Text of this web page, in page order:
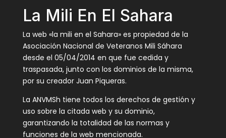
La Mili En El Sahara
La web «la mili en el Sahara» es propiedad de la
Asociación Nacional de Veteranos Mili Sáhara
desde el 05/04/2014 en que fue cedida y
traspasada, junto con los dominios de la misma,
por su creador Juan Piqueras.
La ANVMSh tiene todos los derechos de gestión y
uso sobre la citada web y su dominio,
garantizando la totalidad de las normas y
funciones de la web mencionada.